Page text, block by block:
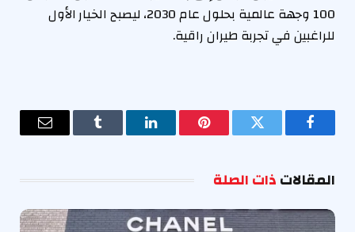
100 وجهة عالمية بحلول عام 2030، ليصبح الخيار الأول
للراغبين في تجربة طيران راقية.
فيسبوك تويتر بينتيريستلينكدإن Tumblr
البريد
المقالاتذات الصلة